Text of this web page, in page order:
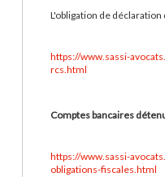
L'obligation de déclaration
https://www.sassi-
rcs.html
Comptes bancaires
https://www.sassi-
obligations-fiscales.html